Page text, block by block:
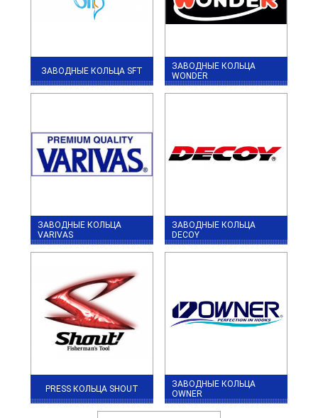
ЗАВОДНЫЕ КОЛЬЦА SFT
ЗАВОДНЫЕ КОЛЬЦА
WONDER
ЗАВОДНЫЕ КОЛЬЦА
VARIVAS
ЗАВОДНЫЕ КОЛЬЦА
DECOY
PRESS КОЛЬЦА SHOUT
ЗАВОДНЫЕ КОЛЬЦА
OWNER